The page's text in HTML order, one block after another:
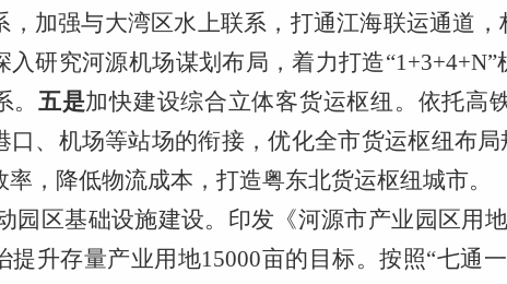
，加强与大湾区水上联系，打通江海联运通道，
入研究河源机场谋划布局，着力打造
。五是加快建设综合立体客货运枢纽。依托高
口、机场等站场的衔接，优化全市货运枢纽布
率，降低物流成本，打造粤东北货运枢纽城市。
园区基础设施建设。 印发《河源市产业园区用
提升存量产业用地15000亩的目标。按照“七通